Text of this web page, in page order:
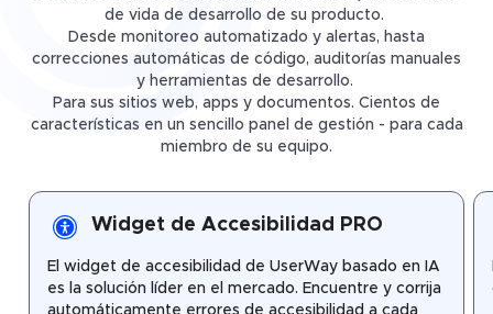
de vida de desarrollo de su producto.
Desde monitoreo automatizado y alertas, hasta
correcciones automáticas de código, auditorías manuales
y herramientas de desarrollo.
Para sus sitios web, apps y documentos. Cientos de
características en un sencillo panel de gestión - para cada
miembro de su equipo.
Widget de Accesibilidad PRO
El widget de accesibilidad de UserWay basado en IA
es la solución líder en el mercado. Encuentre y corrija
automáticamente errores de accesibilidad a cada